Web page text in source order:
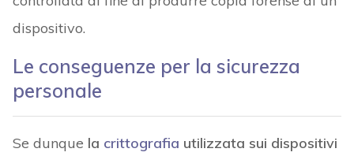
dispositivo.
Le conseguenze per la sicurezza
personale
Se dunque la crittografia utilizzata sui dispositivi